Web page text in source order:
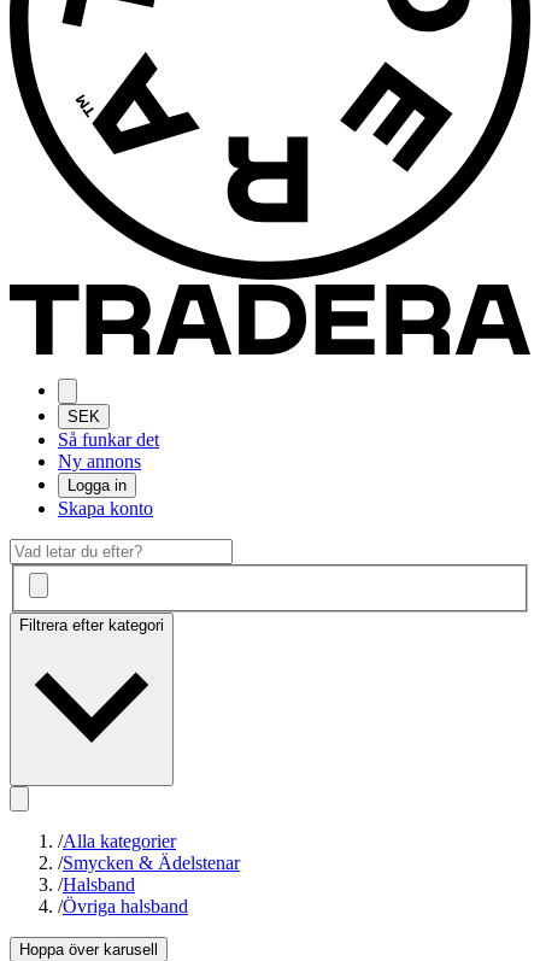
SEK
Så funkar det
Ny annons
Logga in
Skapa konto
Filtrera efter kategori
/Alla kategorier
/Smycken & Ädelstenar
/Halsband
/Övriga halsband
Hoppa över karusell